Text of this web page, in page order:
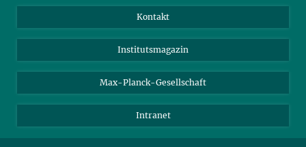
Schulen
Studierende
Facebook
YouTube
Kontakt
Institutsmagazin
Max-Planck-Gesellschaft
Intranet